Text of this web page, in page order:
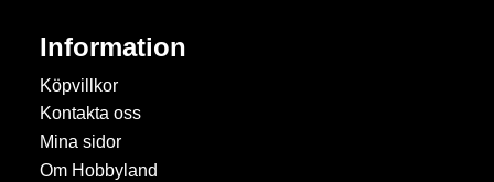
Information
Köpvillkor
Kontakta oss
Mina sidor
Om Hobbyland